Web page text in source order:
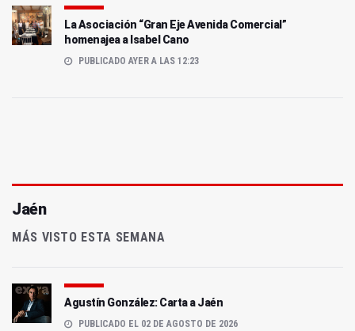
La Asociación “Gran Eje Avenida Comercial”
homenajea a Isabel Cano
PUBLICADO AYER A LAS 12:23
Jaén
MÁS VISTO ESTA SEMANA
Agustín González: Carta a Jaén
PUBLICADO EL 02 DE AGOSTO DE 2026